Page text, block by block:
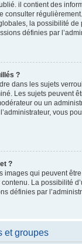
il contient des
consulter
la possibilité de
définies par
?
dans les sujets
Les sujets peuvent
ou un
vous
?
images qui peuvent
La possibilité
définies par
et groupes